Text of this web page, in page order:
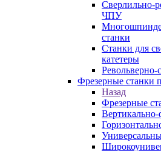
Сверлильно-
ЧПУ
станки
Станки для
катетеры
Револьверно-
Фрезерные станки
Назад
Фрезерные
Вертикально-